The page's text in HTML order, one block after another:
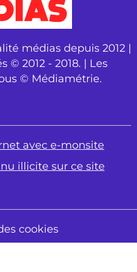
médias depuis 2012 |
© 2012 - 2018. | Les
© Médiamétrie.
avec e-monsite
illicite sur ce site
cookies